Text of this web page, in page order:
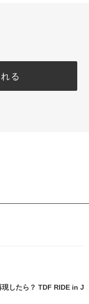
る
したら？ TDF RIDE in J